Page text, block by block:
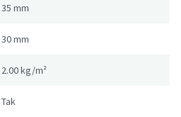
35 mm
30 mm
2.00 kg/m²
Tak